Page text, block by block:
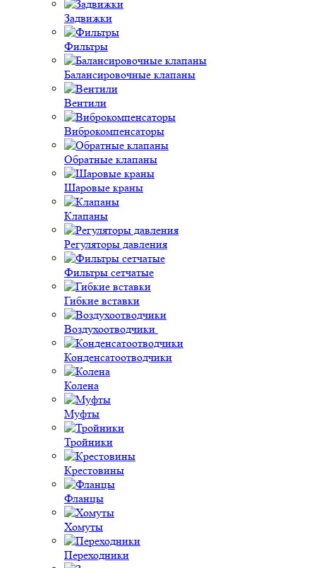
Задвижки
Фильтры
Балансировочные клапаны
Вентили
Виброкомпенсаторы
Обратные клапаны
Шаровые краны
Клапаны
Регуляторы давления
Фильтры сетчатые
Гибкие вставки
Воздухоотводчики
Конденсатоотводчики
Колена
Муфты
Тройники
Крестовины
Фланцы
Хомуты
Переходники